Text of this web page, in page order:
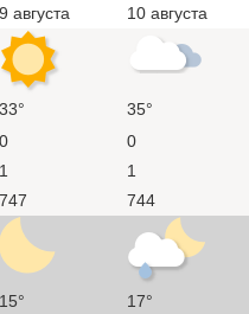
9 августа
10 августа
33° 35°
0 0
1 1
747 744
15° 17°